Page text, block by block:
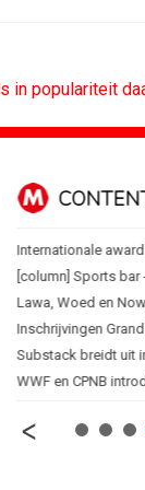
in populariteit
Internationale
[column] Sports bar
Lawa, Woed en
Inschrijvingen
Substack breidt uit
WWF en CPNB